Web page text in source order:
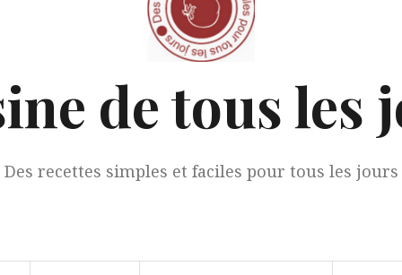
de tous les
Des recettes simples et faciles pour tous les jours